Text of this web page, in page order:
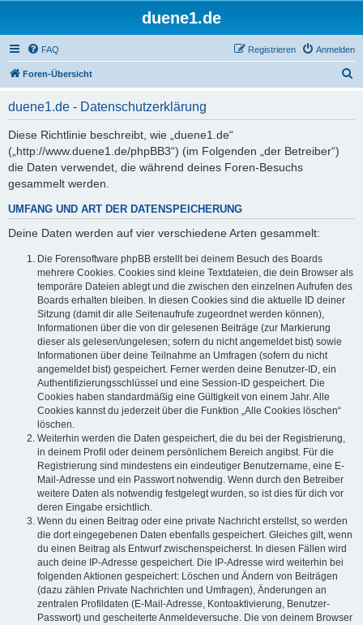
duene1.de
FAQ Anmelden
Registrieren
Foren-Übersicht
duene1.de - Datenschutzerklärung
Diese Richtlinie beschreibt, wie „duene1.de“
(„http://www.duene1.de/phpBB3“) (im Folgenden „der Betreiber“)
die Daten verwendet, die während deines Foren-Besuchs
gesammelt werden.
UMFANG UND ART DER DATENSPEICHERUNG
Deine Daten werden auf vier verschiedene Arten gesammelt:
Die Forensoftware phpBB erstellt bei deinem Besuch des Boards
mehrere Cookies. Cookies sind kleine Textdateien, die dein Browser als
temporäre Dateien ablegt und die zwischen den einzelnen Aufrufen des
Boards erhalten bleiben. In diesen Cookies sind die aktuelle ID deiner
Sitzung (damit dir alle Seitenaufrufe zugeordnet werden können),
Informationen über die von dir gelesenen Beiträge (zur Markierung
dieser als gelesen/ungelesen; sofern du nicht angemeldet bist) sowie
Informationen über deine Teilnahme an Umfragen (sofern du nicht
angemeldet bist) gespeichert. Ferner werden deine Benutzer-ID, ein
Authentifizierungsschlüssel und eine Session-ID gespeichert. Die
Cookies haben standardmäßig eine Gültigkeit von einem Jahr. Alle
Cookies kannst du jederzeit über die Funktion „Alle Cookies löschen“
löschen.
Weiterhin werden die Daten gespeichert, die du bei der Registrierung,
in deinem Profil oder deinem persönlichem Bereich angibst. Für die
Registrierung sind mindestens ein eindeutiger Benutzername, eine E-
Mail-Adresse und ein Passwort notwendig. Wenn durch den Betreiber
weitere Daten als notwendig festgelegt wurden, so ist dies für dich vor
deren Eingabe ersichtlich.
Wenn du einen Beitrag oder eine private Nachricht erstellst, so werden
die dort eingegebenen Daten ebenfalls gespeichert. Gleiches gilt, wenn
du einen Beitrag als Entwurf zwischenspeicherst. In diesen Fällen wird
auch deine IP-Adresse gespeichert. Die IP-Adresse wird weiterhin bei
folgenden Aktionen gespeichert: Löschen und Ändern von Beiträgen
(dazu zählen Private Nachrichten und Umfragen), Änderungen an
zentralen Profildaten (E-Mail-Adresse, Kontoaktivierung, Benutzer-
Passwort) und gescheiterte Anmeldeversuche. Die von deinem Browser